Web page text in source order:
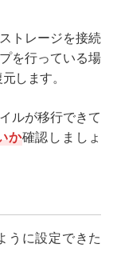
トレージを接続
を行っている場
します。
ルが移行できて
か確認しましょ
うに設定できた